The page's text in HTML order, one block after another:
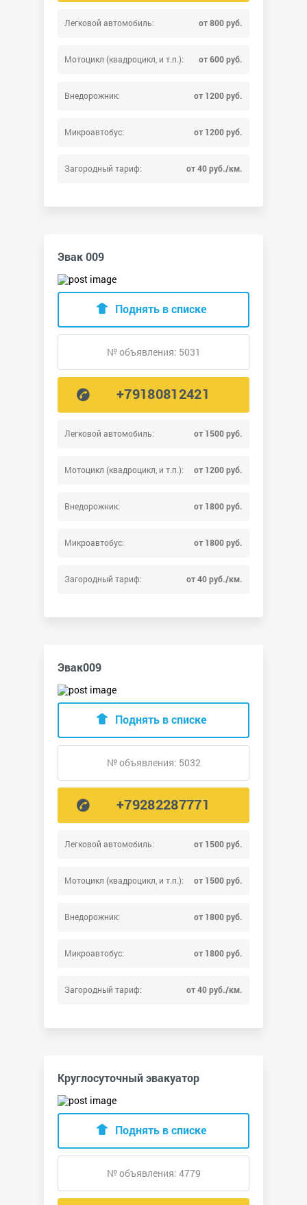
Легковой автомобиль: от 800 руб.
Мотоцикл (квадроцикл, и т.п.): от 600 руб.
Внедорожник: от 1200 руб.
Микроавтобус: от 1200 руб.
Загородный тариф: от 40 руб./км.
Эвак 009
Легковой автомобиль: от 1500 руб.
Мотоцикл (квадроцикл, и т.п.): от 1200 руб.
Внедорожник: от 1800 руб.
Микроавтобус: от 1800 руб.
Загородный тариф: от 40 руб./км.
Поднять в списке
№ объявления: 5031
+79180812421
Эвак009
Легковой автомобиль: от 1500 руб.
Мотоцикл (квадроцикл, и т.п.): от 1500 руб.
Внедорожник: от 1800 руб.
Микроавтобус: от 1800 руб.
Загородный тариф: от 40 руб./км.
Поднять в списке
№ объявления: 5032
+79282287771
Круглосуточный эвакуатор
Поднять в списке
№ объявления: 4779